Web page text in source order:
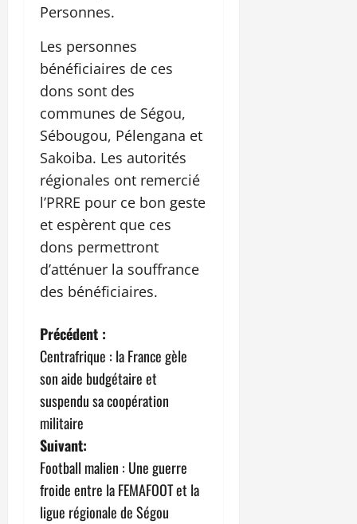
Personnes.
Les personnes
bénéficiaires de ces
dons sont des
communes de Ségou,
Sébougou, Pélengana et
Sakoiba. Les autorités
régionales ont remercié
l’PRRE pour ce bon geste
et espèrent que ces
dons permettront
d’atténuer la souffrance
des bénéficiaires.
N
a
v
i
g
a
Précédent :
Centrafrique : la France gèle
son aide budgétaire et
suspendu sa coopération
militaire
Suivant:
Football malien : Une guerre
froide entre la FEMAFOOT et la
ligue régionale de Ségou